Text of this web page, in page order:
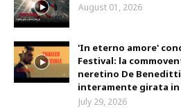
August 01, 2026
'In eterno amore'
Festival: la
neretino De
interamente girata in
July 29, 2026